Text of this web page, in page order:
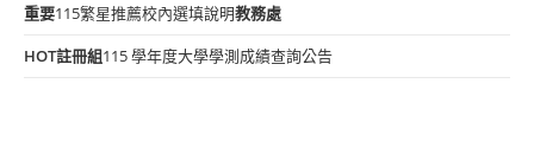
重要115繁星推薦校內選填說明教務處
HOT註冊組115 學年度大學學測成績查詢公告